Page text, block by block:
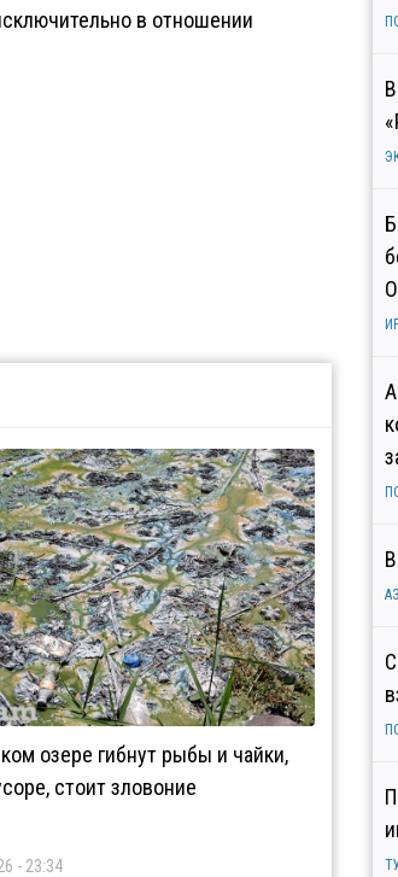
в отношении
озере гибнут рыбы и чайки,
стоит зловоние
- 23:34